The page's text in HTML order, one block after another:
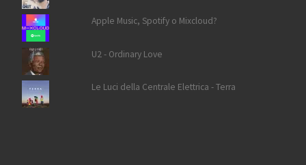
Apple Music, Spotify o Mixcloud?
U2 - Ordinary Love
Le Luci della Centrale Elettrica - Terra